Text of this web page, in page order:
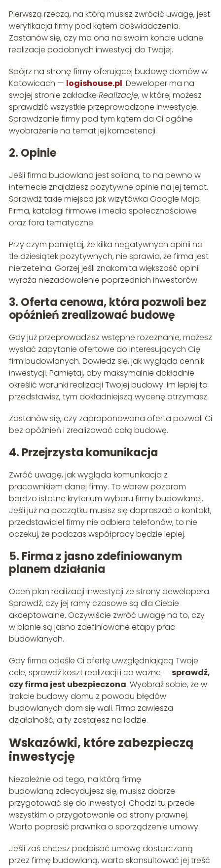
Pierwszą rzeczą, na którą musisz zwrócić uwagę, jest
weryfikacja firmy pod kątem doświadczenia.
Zastanów się, czy ma ona na swoim koncie udane
realizacje podobnych inwestycji do Twojej.
Spójrz na stronę firmy oferującej budowę domów w
Katowicach — logishouse.pl. Deweloper ma na
swojej stronie zakładkęRealizację, w której możesz
sprawdzić wszystkie przeprowadzone inwestycje.
Sprawdzanie firmy pod tym kątem da Ci ogólne
wyobrażenie na temat jej kompetencji.
2. Opinie
Jeśli firma budowlana jest solidna, to na pewno w
internecie znajdziesz pozytywne opinie na jej temat.
Sprawdź takie miejsca jak wizytówka Google Moja
Firma, katalogi firmowe i media społecznościowe
oraz fora tematyczne.
Przy czym pamiętaj, że kilka negatywnych opinii na
tle dziesiątek pozytywnych, nie sprawia, że firma jest
nierzetelna. Gorzej jeśli znakomita większość opinii
wyraża niezadowolenie poprzednich inwestorów.
3. Oferta cenowa, która pozwoli bez
opóźnień zrealizować budowę
Gdy już przeprowadzisz wstępne rozeznanie, możesz
wysłać zapytanie ofertowe do interesujących Cię
firm budowlanych. Dowiedz się, jak wygląda cennik
inwestycji. Pamiętaj, aby maksymalnie dokładnie
określić warunki realizacji Twojej budowy. Im lepiej to
przedstawisz, tym dokładniejszą wycenę otrzymasz.
Zastanów się, czy zaproponowana oferta pozwoli Ci
bez opóźnień i zrealizować całą budowę.
4. Przejrzysta komunikacja
Zwróć uwagę, jak wygląda komunikacja z
pracownikiem danej firmy. To wbrew pozorom
bardzo istotne kryterium wyboru firmy budowlanej.
Jeśli już na początku musisz się dopraszać o kontakt,
przedstawiciel firmy nie odbiera telefonów, to nie
oczekuj, że podczas współpracy będzie lepiej.
5. Firma z jasno zdefiniowanym
planem działania
Oceń plan realizacji inwestycji ze strony dewelopera.
Sprawdź, czy jej ramy czasowe są dla Ciebie
akceptowalne. Oczywiście zwróć uwagę na to, czy
w planie są jasno zdefiniowane etapy prac
budowlanych.
Gdy firma odeśle Ci ofertę uwzględniającą Twoje
cele, sprawdź koszt realizacji i co ważne — sprawdź,
czy firma jest ubezpieczona. Wyobraź sobie, że w
trakcie budowy domu z powodu błędów
budowlanych dom się wali. Firma zawiesza
działalność, a ty zostajesz na lodzie.
Wskazówki, które zabezpieczą
inwestycję
Niezależnie od tego, na którą firmę
budowlaną zdecydujesz się, musisz dobrze
przygotować się do inwestycji. Chodzi tu przede
wszystkim o przygotowanie od strony prawnej.
Warto poprosić prawnika o sporządzenie umowy.
Jeśli zaś chcesz podpisać umowę dostarczoną
przez firmę budowlaną, warto skonsultować jej treść